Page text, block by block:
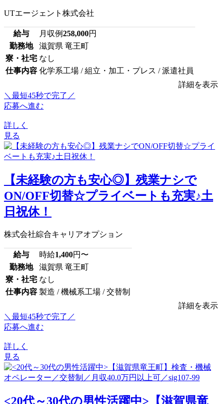
UTエージェント株式会社
給与 月収例258,000円
勤務地
滋賀県 竜王町
寮・社宅 なし
仕事内容 化学系工場 / 組立・加工・プレス / 派遣社員
詳細を表示
＼最短45秒で完了／
応募へ進む
詳しく
見る
【未経験の方も安心◎】残業ナシで
ON/OFF切替☆プライベートも充実♪土
日祝休！
株式会社綜合キャリアオプション
給与 時給1,400円〜
勤務地
滋賀県 竜王町
寮・社宅 なし
仕事内容 製造 / 機械系工場 / 交替制
詳細を表示
＼最短45秒で完了／
応募へ進む
詳しく
見る
<20代～30代の男性活躍中>【滋賀県竜